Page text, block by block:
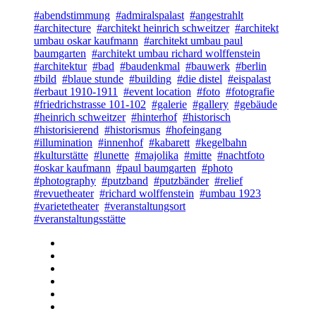
#abendstimmung #admiralspalast #angestrahlt
#architecture #architekt heinrich schweitzer #architekt
umbau oskar kaufmann #architekt umbau paul
baumgarten #architekt umbau richard wolffenstein
#architektur #bad #baudenkmal #bauwerk #berlin
#bild #blaue stunde #building #die distel #eispalast
#erbaut 1910-1911
#event location #foto #fotografie
#friedrichstrasse 101-102 #galerie #gallery #gebäude
#heinrich schweitzer #hinterhof #historisch
#historisierend #historismus #hofeingang
#illumination #innenhof #kabarett #kegelbahn
#kulturstätte #lunette #majolika #mitte #nachtfoto
#oskar kaufmann #paul baumgarten #photo
#photography #putzband #putzbänder #relief
#revuetheater #richard wolffenstein #umbau 1923
#varietetheater #veranstaltungsort
#veranstaltungsstätte